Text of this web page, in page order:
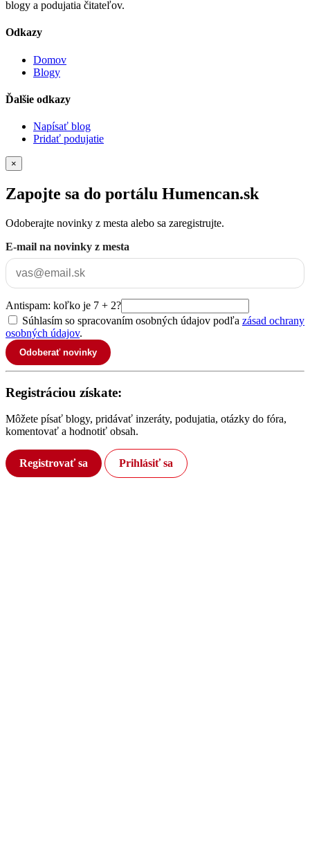
blogy a podujatia čitateľov.
Odkazy
Domov
Blogy
Ďalšie odkazy
Napísať blog
Pridať podujatie
×
Zapojte sa do portálu Humencan.sk
Odoberajte novinky z mesta alebo sa zaregistrujte.
E-mail na novinky z mesta
Antispam: koľko je 7 + 2?
Súhlasím so spracovaním osobných údajov podľa zásad ochrany
osobných údajov.
Odoberať novinky
Registráciou získate:
Môžete písať blogy, pridávať inzeráty, podujatia, otázky do fóra,
komentovať a hodnotiť obsah.
Registrovať sa Prihlásiť sa